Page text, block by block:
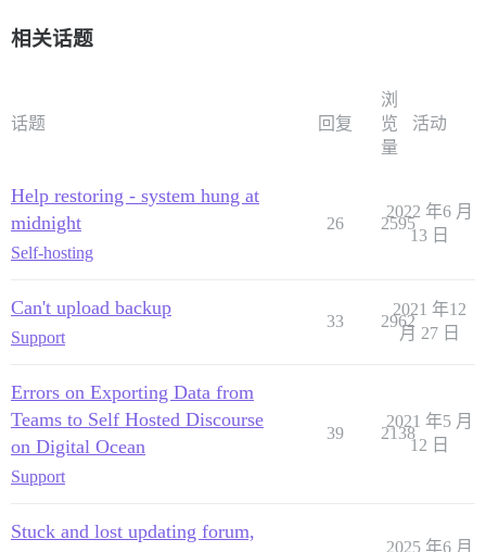
相关话题
话题 回复
浏
览
量
活动
Help restoring - system hung at
midnight
Self-hosting
26 2595
2022 年6 月
13 日
Can't upload backup
Support
33 2962
2021 年12
月 27 日
Errors on Exporting Data from
Teams to Self Hosted Discourse
on Digital Ocean
Support
39 2138
2021 年5 月
12 日
Stuck and lost updating forum,
2025 年6 月